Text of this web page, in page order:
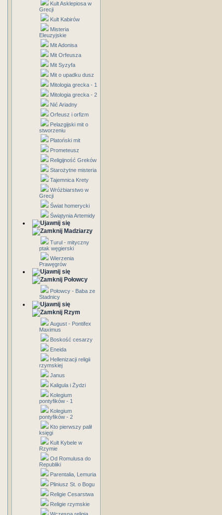
Kult Asklepiosa w
Grecji
Kult Kabirów
Misteria
Eleuzyjskie
Mit Adonisa
Mit Orfeusza
Mit Syzyfa
Mit o upadku dusz
Mitologia grecka - 1
Mitologia grecka - 2
Nić Ariadny
Orfeusz i orfizm
Pelazgijski mit o
stworzeniu
Platoński mit
Prometeusz
Religijność Greków
Starożytne misteria
Tajemnica Krety
Wróżbiarstwo w
Grecji
Świat homerycki
Świątynia Artemidy
Madziarzy
Turul - mityczny
ptak węgierski
Wierzenia
Prawęgrów
Połowcy
Połowcy - Baba ze
Stadnicy
Rzym
August - Pontifex
Maximus
Boskość cesarzy
Eneida
Hellenizacji religii
rzymskiej
Janus
Kaligula i Żydzi
Kolegium
pontyfików - 1
Kolegium
pontyfików - 2
Kto pierwszy palił
księgi
Kult Kybele w
Rzymie
Od Romulusa do
Republiki
Parentalia, Lemuria
Pliniusz St. o Bogu
Religie Cesarstwa
Religie rzymskie